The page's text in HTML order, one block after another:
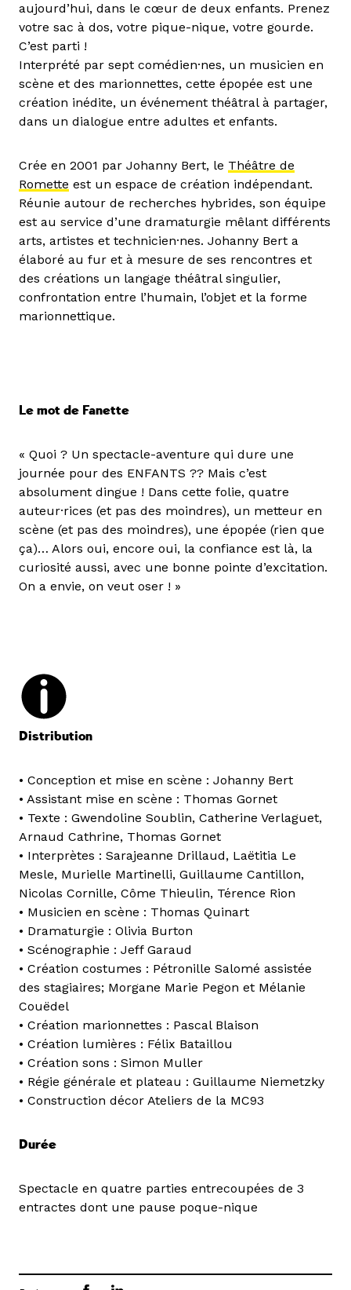
aujourd’hui, dans le cœur de deux enfants. Prenez
votre sac à dos, votre pique-nique, votre gourde.
C’est parti !
Interprété par sept comédien·nes, un musicien en
scène et des marionnettes, cette épopée est une
création inédite, un événement théâtral à partager,
dans un dialogue entre adultes et enfants.
Crée en 2001 par Johanny Bert, le Théâtre de
Romette est un espace de création indépendant.
Réunie autour de recherches hybrides, son équipe
est au service d’une dramaturgie mêlant différents
arts, artistes et technicien·nes. Johanny Bert a
élaboré au fur et à mesure de ses rencontres et
des créations un langage théâtral singulier,
confrontation entre l’humain, l’objet et la forme
marionnettique.
Le mot de Fanette
« Quoi ? Un spectacle-aventure qui dure une
journée pour des ENFANTS ?? Mais c’est
absolument dingue ! Dans cette folie, quatre
auteur·rices (et pas des moindres), un metteur en
scène (et pas des moindres), une épopée (rien que
ça)… Alors oui, encore oui, la confiance est là, la
curiosité aussi, avec une bonne pointe d’excitation.
On a envie, on veut oser ! »
Distribution
• Conception et mise en scène : Johanny Bert
• Assistant mise en scène : Thomas Gornet
• Texte : Gwendoline Soublin, Catherine Verlaguet,
Arnaud Cathrine, Thomas Gornet
• Interprètes : Sarajeanne Drillaud, Laëtitia Le
Mesle, Murielle Martinelli, Guillaume Cantillon,
Nicolas Cornille, Côme Thieulin, Térence Rion
• Musicien en scène : Thomas Quinart
• Dramaturgie : Olivia Burton
• Scénographie : Jeff Garaud
• Création costumes : Pétronille Salomé assistée
des stagiaires; Morgane Marie Pegon et Mélanie
Couëdel
• Création marionnettes : Pascal Blaison
• Création lumières : Félix Bataillou
• Création sons : Simon Muller
• Régie générale et plateau : Guillaume Niemetzky
• Construction décor Ateliers de la MC93
Durée
Spectacle en quatre parties entrecoupées de 3
entractes dont une pause poque-nique